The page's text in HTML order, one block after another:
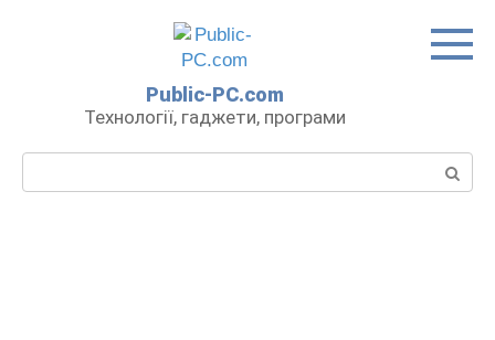
Public-PC.com
Технології, гаджети, програми